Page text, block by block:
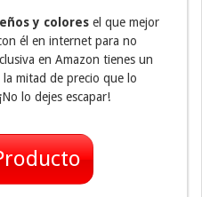
y colores el que mejor
él en internet para no
en Amazon tienes un
mitad de precio que lo
lo dejes escapar!